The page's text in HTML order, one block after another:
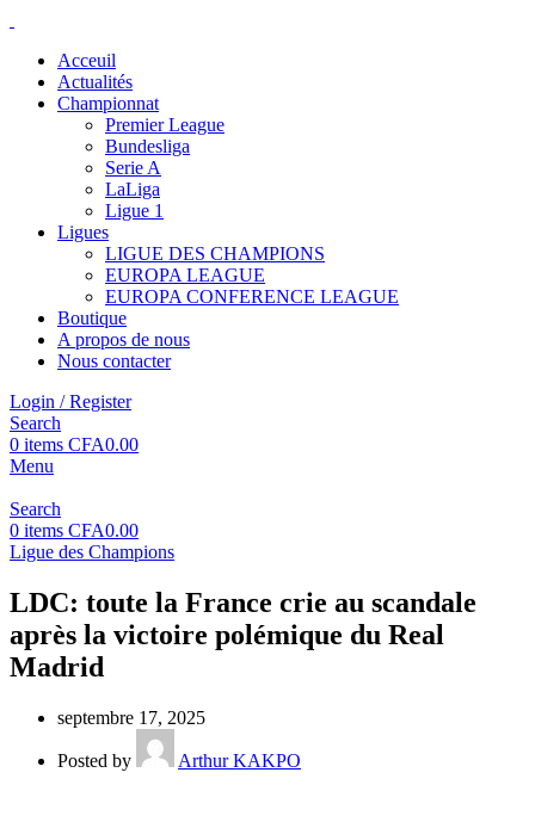
Acceuil
Actualités
Championnat
Premier League
Bundesliga
Serie A
LaLiga
Ligue 1
Ligues
LIGUE DES CHAMPIONS
EUROPA LEAGUE
EUROPA CONFERENCE LEAGUE
Boutique
A propos de nous
Nous contacter
Login / Register
Search
0 items CFA0.00
Menu
Search
0 items CFA0.00
Ligue des Champions
LDC: toute la France crie au scandale
après la victoire polémique du Real
Madrid
septembre 17, 2025
Posted by Arthur KAKPO